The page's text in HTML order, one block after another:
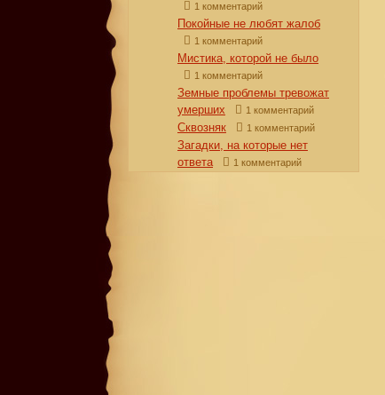
1 комментарий
Покойные не любят жалоб
1 комментарий
Мистика, которой не было
1 комментарий
Земные проблемы тревожат
умерших
1 комментарий
Сквозняк 1 комментарий
Загадки, на которые нет
ответа
1 комментарий